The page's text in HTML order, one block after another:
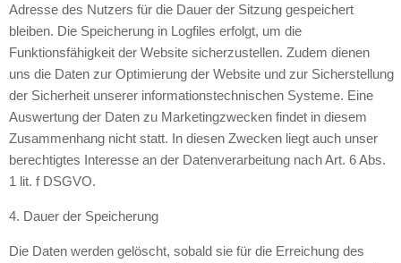
Adresse des Nutzers für die Dauer der Sitzung gespeichert
bleiben. Die Speicherung in Logfiles erfolgt, um die
Funktionsfähigkeit der Website sicherzustellen. Zudem dienen
uns die Daten zur Optimierung der Website und zur Sicherstellung
der Sicherheit unserer informationstechnischen Systeme. Eine
Auswertung der Daten zu Marketingzwecken findet in diesem
Zusammenhang nicht statt. In diesen Zwecken liegt auch unser
berechtigtes Interesse an der Datenverarbeitung nach Art. 6 Abs.
1 lit. f DSGVO.
4. Dauer der Speicherung
Die Daten werden gelöscht, sobald sie für die Erreichung des